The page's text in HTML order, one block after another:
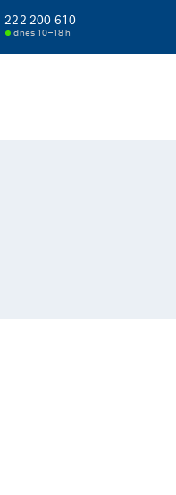
222 200 610
dnes 10–18 h